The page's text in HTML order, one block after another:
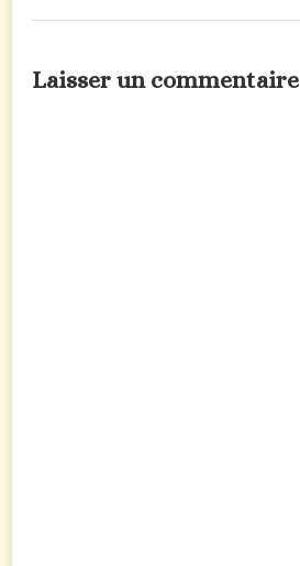
Laisser un commentaire